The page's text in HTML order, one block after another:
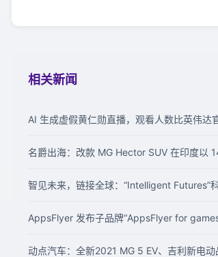
相关新闻
AI 生成虚假黄仁勋直播，观看人数比英伟达
名爵出海：改款 MG Hector SUV 在印度以
智见未来，链接全球：“Intelligent Futures”
AppsFlyer 发布子品牌“AppsFlyer for
动点汽车：全新2021 MG 5 EV、吉利新电